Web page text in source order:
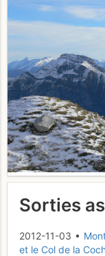
Sorties
2012-11-03 •
et le Col de la